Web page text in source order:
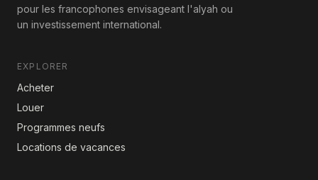
pour les francophones envisageant l'alyah ou
un investissement international.
EXPLORER
Acheter
Louer
Programmes neufs
Locations de vacances